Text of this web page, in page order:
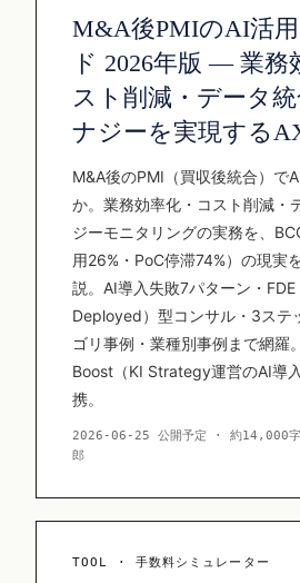
M&A後PMIのAI活
ド 2026年版 — 業務
スト削減・データ
ナジーを実現する
M&A後のPMI（買収後統合）で
か。業務効率化・コスト削減・
ジーモニタリングの実務を、
用26%・PoC停滞74%）の現実
説。AI導入失敗7パターン・
Deployed）型コンサル・3ステ
ゴリ事例・業種別事例まで網羅
Boost（KI Strategy運営のAI導
携。
2026-06-25 公開予定 · 約14,000
郎
TOOL · 手数料シミュレーター